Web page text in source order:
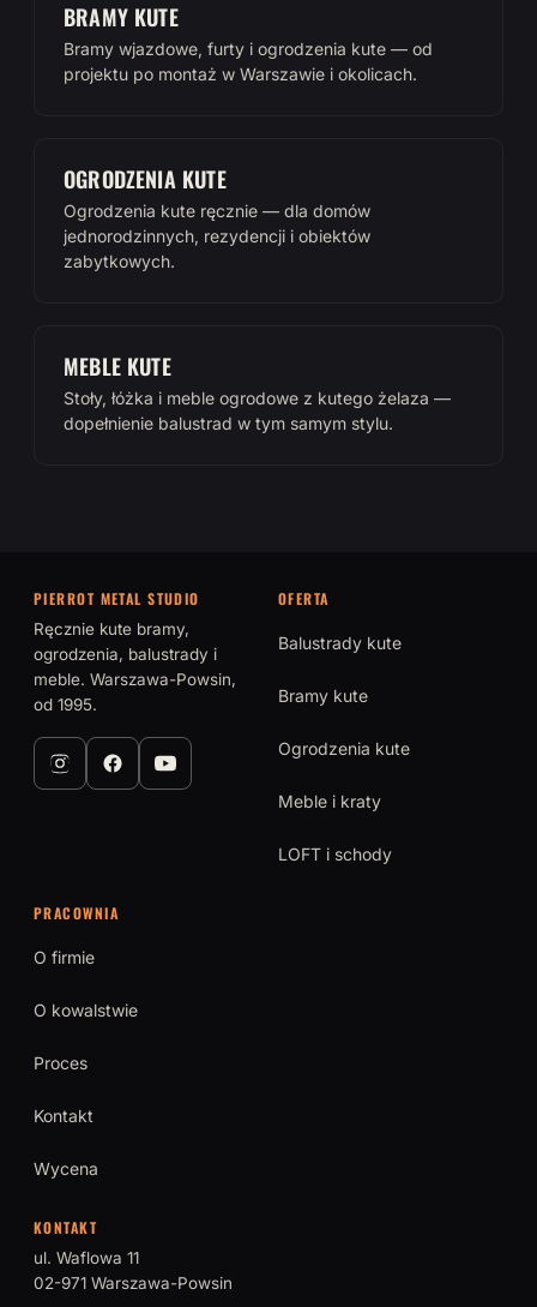
BRAMY KUTE
Bramy wjazdowe, furty i ogrodzenia kute — od
projektu po montaż w Warszawie i okolicach.
OGRODZENIA KUTE
Ogrodzenia kute ręcznie — dla domów
jednorodzinnych, rezydencji i obiektów
zabytkowych.
MEBLE KUTE
Stoły, łóżka i meble ogrodowe z kutego żelaza —
dopełnienie balustrad w tym samym stylu.
PIERROT METAL STUDIO
Ręcznie kute bramy,
ogrodzenia, balustrady i
meble. Warszawa-Powsin,
od 1995.
OFERTA
Balustrady kute
Bramy kute
Ogrodzenia kute
Meble i kraty
LOFT i schody
PRACOWNIA
O firmie
O kowalstwie
Proces
Kontakt
Wycena
KONTAKT
ul. Waflowa 11
02-971 Warszawa-Powsin